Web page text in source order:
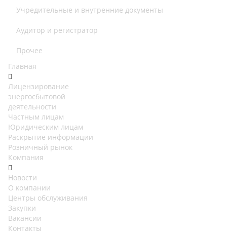
Учредительные и внутренние документы
Аудитор и регистратор
Прочее
Главная
Лицензирование
энергосбытовой
деятельности
Частным лицам
Юридическим лицам
Раскрытие информации
Розничный рынок
Компания
Новости
О компании
Центры обслуживания
Закупки
Вакансии
Контакты